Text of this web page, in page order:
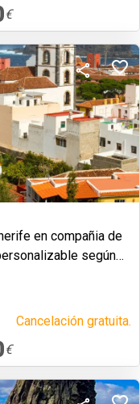
€
en compañia de
según
Cancelación gratuita.
€